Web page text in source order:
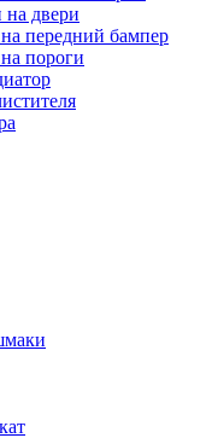
двери
передний бампер
пороги